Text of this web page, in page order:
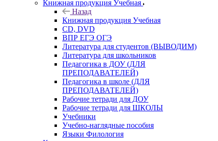
Книжная продукция Учебная
Назад
Книжная продукция Учебная
CD, DVD
ВПР ЕГЭ ОГЭ
Литература для студентов (ВЫВОДИМ)
Литература для школьников
Педагогика в ДОУ (ДЛЯ
ПРЕПОДАВАТЕЛЕЙ)
Педагогика в школе (ДЛЯ
ПРЕПОДАВАТЕЛЕЙ)
Рабочие тетради для ДОУ
Рабочие тетради для ШКОЛЫ
Учебники
Учебно-наглядные пособия
Языки Филология